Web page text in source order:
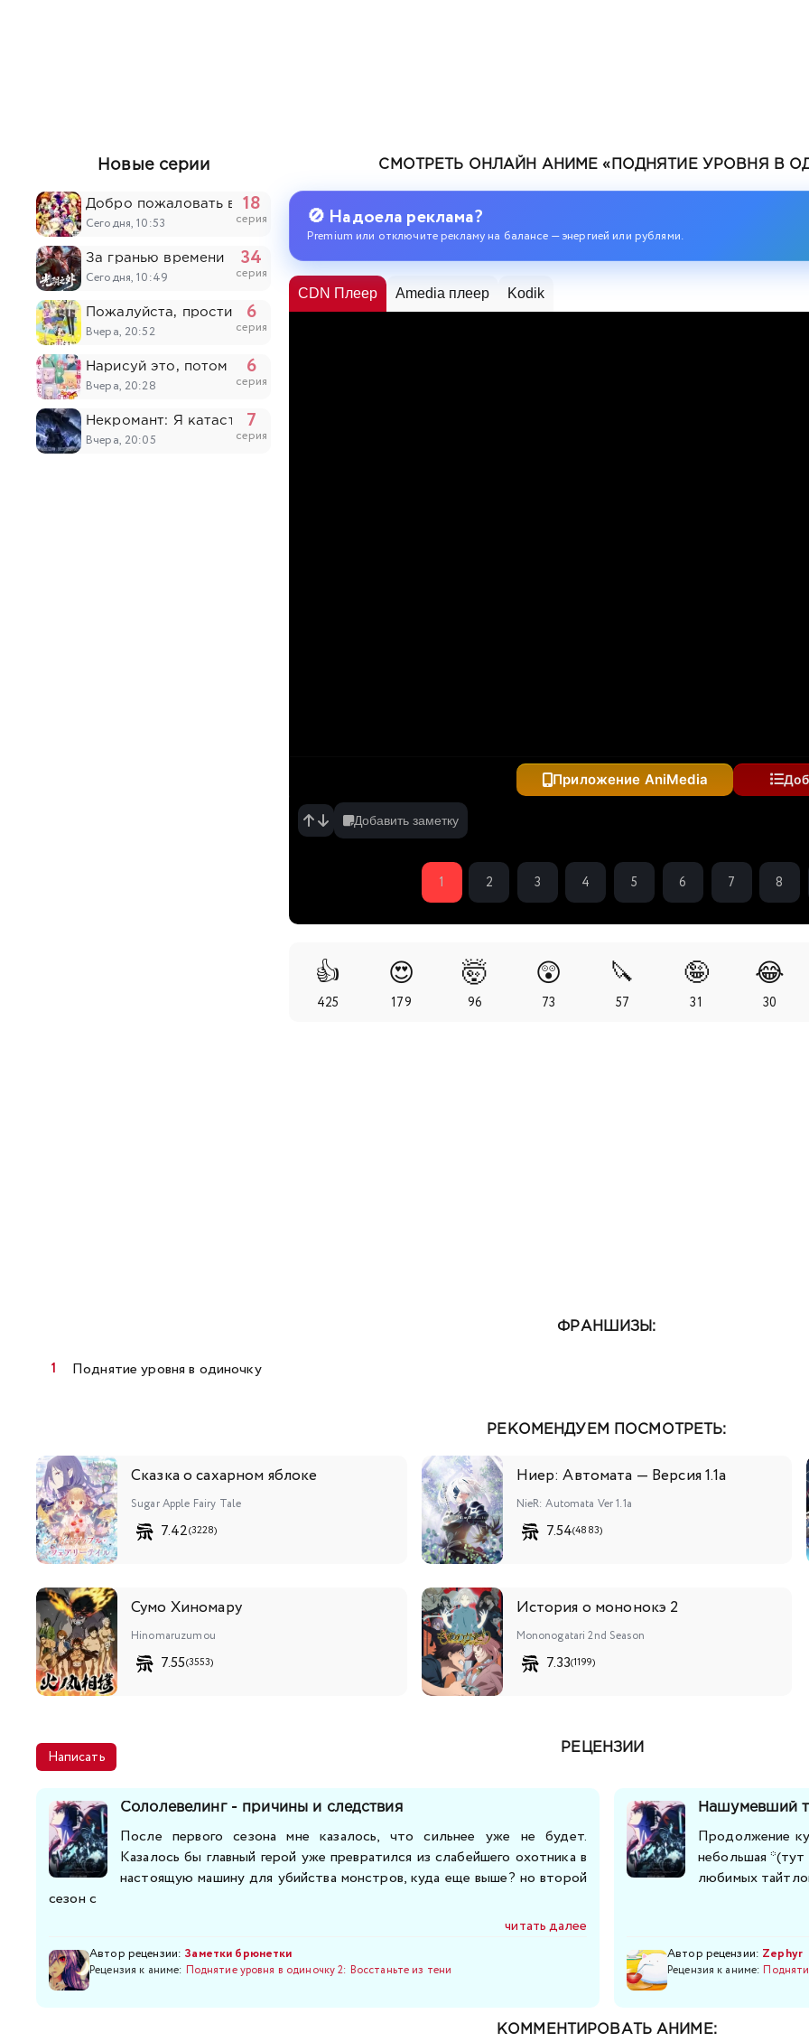
СМОТРЕТЬ ОНЛАЙН АНИМЕ «ПОДНЯТИЕ УРОВНЯ В
🚫 Надоела реклама?
Premium или отключите рекламу на балансе — энергией или рублями.
CDN Плеер Amedia плеер Kodik
Приложение AniMedia
Добавить заметку
1 2 3 4 5 6 7 8
👍
425
😍
179
🤯
96
😲
73
🔪
57
🤪
31
😂
30
Новые серии
Добро пожаловать в ад, Ирума! 4
Сегодня, 10:53
18
серия
За гранью времени
Сегодня, 10:49
34
серия
Пожалуйста, простите моих младших братьев
Вчера, 20:52
6
серия
Нарисуй это, потом умри
Вчера, 20:28
6
серия
Некромант: Я катастрофа
Вчера, 20:05
7
серия
ФРАНШИЗЫ:
Поднятие уровня в одиночку
РЕКОМЕНДУЕМ ПОСМОТРЕТЬ:
Сказка о сахарном яблоке
Sugar Apple Fairy Tale
7.42(3228)
Ниер: Автомата — Версия 1.1а
NieR: Automata Ver 1.1a
7.54(4883)
Сумо Хиномару
Hinomaruzumou
7.55(3553)
История о мононокэ 2
Mononogatari 2nd Season
7.33(1199)
Написать
РЕЦЕНЗИИ
Сололевелинг - причины и следствия
После первого сезона мне казалось, что сильнее уже не будет.
Казалось бы главный герой уже превратился из слабейшего охотника в
настоящую машину для убийства монстров, куда еще выше? но второй
сезон с
читать далее
Автор рецензии: Заметки брюнетки
Рецензия к аниме: Поднятие уровня в одиночку 2: Восстаньте из тени
Нашумевший
Продолжение
небольшая
любимых
Автор рецензии: Zephyr
Рецензия к аниме:
КОММЕНТИРОВАТЬ АНИМЕ: